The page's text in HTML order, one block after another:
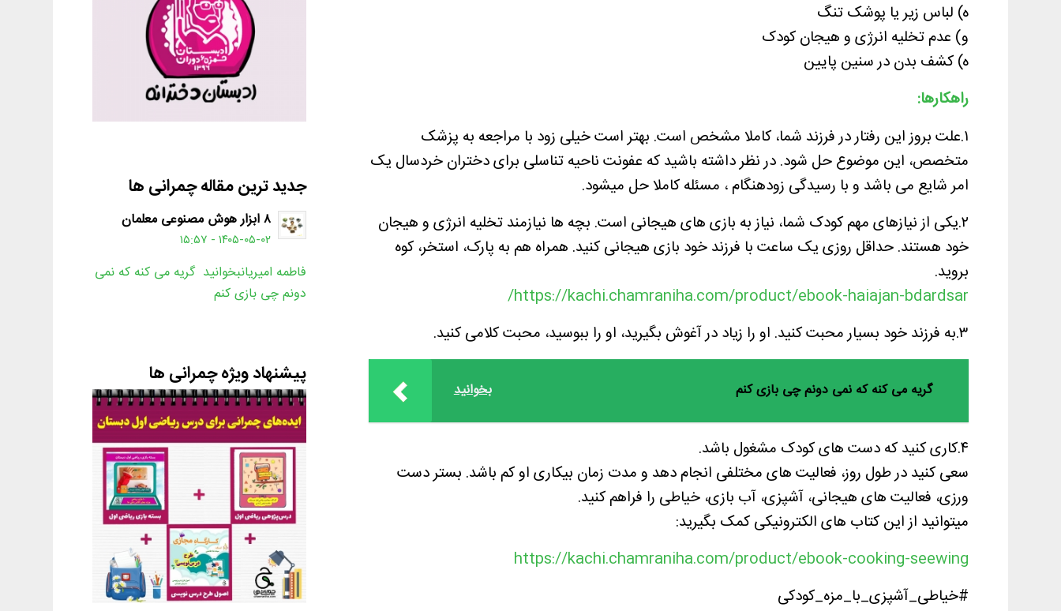
ه) لباس زیر یا پوشک تنگ
و) عدم تخلیه انرژی و هیجان کودک
ه) کشف بدن در سنین پایین
راهکارها:
۱.علت بروز این رفتار در فرزند شما، کاملا مشخص است. بهتر است خیلی زود با مراجعه به پزشک
متخصص، این موضوع حل شود. در نظر داشته باشید که عفونت ناحیه تناسلی برای دختران خردسال یک
امر شایع می باشد و با رسیدگی زودهنگام ، مسئله کاملا حل میشود.
۲.یکی از نیازهای مهم کودک شما، نیاز به بازی های هیجانی است. بچه ها نیازمند تخلیه انرژی و هیجان
خود هستند. حداقل روزی یک ساعت با فرزند خود بازی هیجانی کنید. همراه هم به پارک، استخر، کوه
بروید.
https://kachi.chamraniha.com/product/ebook-haiajan-bdardsar/
۳.به فرزند خود بسیار محبت کنید. او را زیاد در آغوش بگیرید، او را ببوسید، محبت کلامی کنید.
بخوانید گریه می کنه که نمی دونم چی بازی کنم
۴.کاری کنید که دست های کودک مشغول باشد.
سعی کنید در طول روز، فعالیت های مختلفی انجام دهد و مدت زمان بیکاری او کم باشد. بستر دست
ورزی، فعالیت های هیجانی، آشپزی، آب بازی، خیاطی را فراهم کنید.
میتوانید از این کتاب های الکترونیکی کمک بگیرید:
https://kachi.chamraniha.com/product/ebook-cooking-seewing
#خیاطی_آشپزی_با_مزه_کودکی
جدید ترین مقاله چمرانی ها
۸ ابزار هوش مصنوعی معلمان
۱۴۰۵-۰۵-۰۲ - ۱۵:۵۷
فاطمه امیریانبخوانید گریه می کنه که نمی
دونم چی بازی کنم
پیشنهاد ویژه چمرانی ها